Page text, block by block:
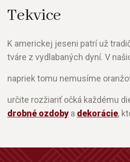
Tekvice
K americkej jeseni patrí už
tváre z vydlabaných dyní. V
napriek tomu nemusíme
určite rozžiariť očká každému
drobné ozdoby a dekorácie,